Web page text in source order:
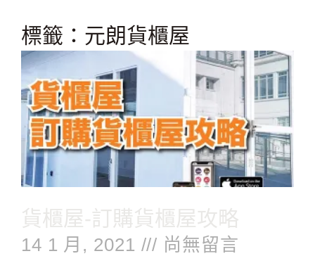
標籤：元朗貨櫃屋
貨櫃屋-訂購貨櫃屋攻略
14 1 月, 2021 尚無留言